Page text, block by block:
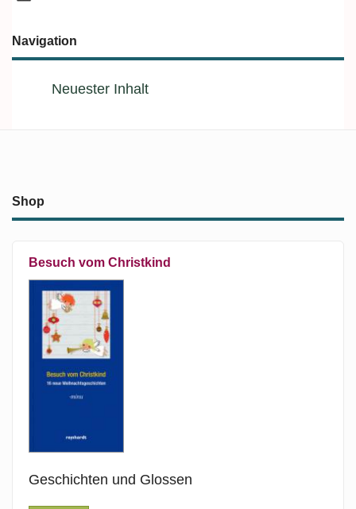
Navigation
Neuester Inhalt
Shop
Besuch vom Christkind
Geschichten und Glossen